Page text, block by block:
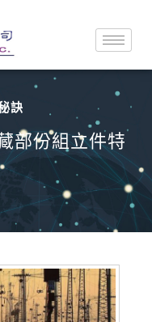
訣
部份組立件特